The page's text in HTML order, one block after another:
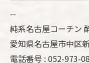
--
純系名古屋コーチン
愛知県名古屋市中区
電話番号 : 052-973-